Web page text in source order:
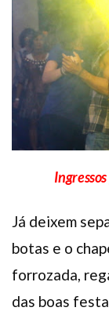
Já deixem
botas e o
forrozada,
das boas
Plano de Saúde
Assistência
Pós-graduação
Facebook